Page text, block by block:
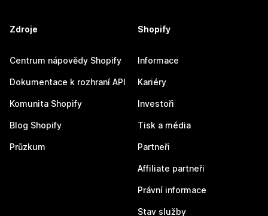
Zdroje
Centrum nápovědy Shopify
Dokumentace k rozhraní API
Komunita Shopify
Blog Shopify
Průzkum
Shopify
Informace
Kariéry
Investoři
Tisk a média
Partneři
Affiliate partneři
Právní informace
Stav služby